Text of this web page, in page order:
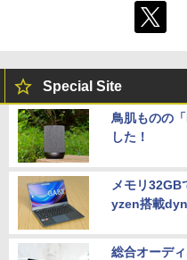
Special Site
鳥肌ものの
した！
メモリ32GB
yzen搭載
総合オーデ